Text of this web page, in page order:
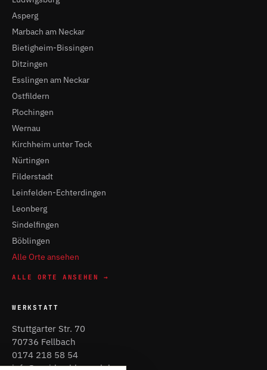
Asperg
Marbach am Neckar
Bietigheim-Bissingen
Ditzingen
Esslingen am Neckar
Ostfildern
Plochingen
Wernau
Kirchheim unter Teck
Nürtingen
Filderstadt
Leinfelden-Echterdingen
Leonberg
Sindelfingen
Böblingen
Alle Orte ansehen
ALLE ORTE ANSEHEN →
WERKSTATT
Stuttgarter Str. 70
70736 Fellbach
0174 218 58 54